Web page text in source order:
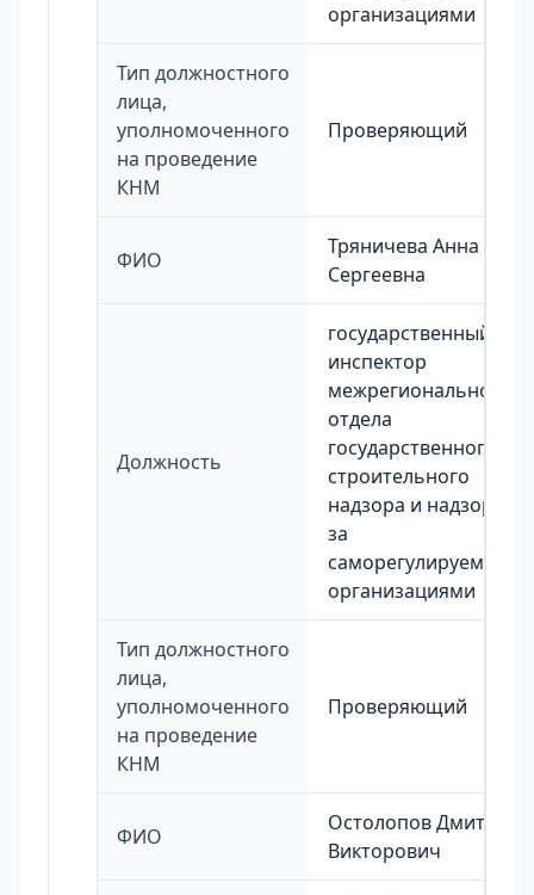
организациями
Тип должностного
лица,
уполномоченного
на проведение
КНМ
Проверяющий
ФИО
Тряничева Анна
Сергеевна
Должность
государственный
инспектор
межрегионального
отдела
государственного
строительного
надзора и надзора
за
саморегулируемыми
организациями
Тип должностного
лица,
уполномоченного
на проведение
КНМ
Проверяющий
ФИО
Остолопов Дмитрий
Викторович